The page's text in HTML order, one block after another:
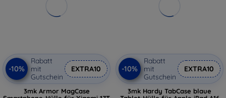
-10%
Rabatt
mit
Gutschein
EXTRA10
3mk Armor MagCase
-10%
Rabatt
mit
Gutschein
EXTRA10
3mk Hardy TabCase blaue